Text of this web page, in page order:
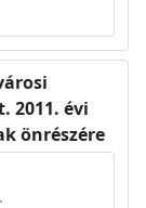
2011. évi
önrészére